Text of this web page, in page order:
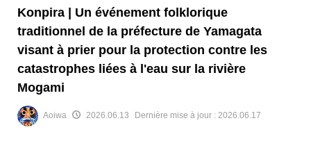
Konpira | Un événement folklorique
traditionnel de la préfecture de Yamagata
visant à prier pour la protection contre les
catastrophes liées à l'eau sur la rivière
Mogami
Aoiwa 2026.06.13 Dernière mise à jour : 2026.06.17